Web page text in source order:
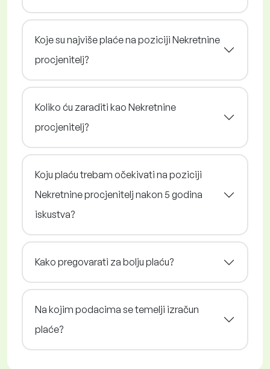
Koje su najviše plaće na poziciji Nekretnine
procjenitelj?
Koliko ću zaraditi kao Nekretnine
procjenitelj?
Koju plaću trebam očekivati na poziciji
Nekretnine procjenitelj nakon 5 godina
iskustva?
Kako pregovarati za bolju plaću?
Na kojim podacima se temelji izračun
plaće?